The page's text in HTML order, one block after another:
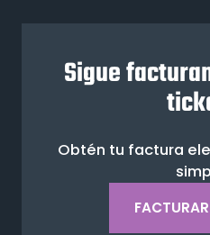
Sigue
Obtén tu factura